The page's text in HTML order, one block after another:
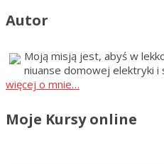
Autor
Moją misją jest, abyś w
niuanse domowej elektryki
więcej o mnie…
Moje Kursy online